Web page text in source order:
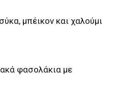
μπέικον και χαλούμι
φασολάκια με